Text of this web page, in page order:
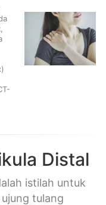
Distal
istilah untuk
tulang